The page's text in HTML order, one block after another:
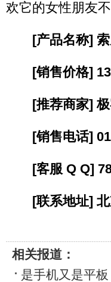
欢它的女性朋友
[产品名称]
[销售价格]
[推荐商家]
[销售电话]
[客服 Q Q]
[联系地址]
相关报道：
是手机又是平